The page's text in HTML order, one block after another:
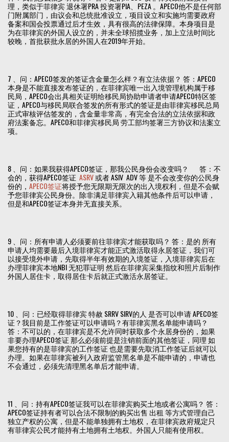
理，类似于菲律宾 退休署PRA 投资署PIA、PEZA 。APECO他不是任何部
门附属部门，由议会和总统批准设立，项目设立和实施均需要政府
备案和国会投票通过后才生效，具有很高的法律保障。本身项目是
为在菲律宾的外国人设立的，并未全球招揽业务，加上立法时间比
较晚，首批获批永居的外国人在2019年开始。
7 、问：APECO签发的签证含金量怎么样？有立法依据？ 答：APECO
本身是不能直接发布签证的，在菲律宾唯一出入境管理机构属于移
民局，APECO会出具相关证明给移民局协助申请者申请APECO特区签
证，APECO与移民局联合签发的所有形式的签证是由菲律宾移民总局
正式审核评估签发的，含金量非常高，有完全合法的立法依据和政
府法案备忘。APECO和菲律宾移民局 劳工部均签署三方协议和法案立
项。
8 、问：如果我获得APECO签证，那我公民身份会改变吗？ 答：不
会的，获得APECO签证 ASRV或者 ASIV ADV 等 是不会改变你的公民身
份的， APECO签证将授予您无限期无限次的出入境权利，但是不会赋
予您菲律宾公民身份。除非满足菲律宾入籍其他条件后可以申请，
但是和APECO签证本身并无直接关系。
9 、问：所有申请人必须要前往菲律宾才能获取吗？ 答：是的 所有
申请人均需要最后入境菲律宾才能正式激活取得永居签证，我们可
以接受境外申请，先取得半年有效期的入境签证，入境菲律宾后在
办理菲律宾本地NBI 无犯罪证明 然后在菲律宾采集指纹和照片后制作
外国人居住卡，取得居住卡后就正式激活永居签证。
10 、问：已经取得菲律宾 特赦 SRRV SIRV的人 是否可以申请 APECO签
证？我目前是工作签证可以申请吗？有菲律宾黑名单能申请吗？
答：不可以的，在菲律宾是不允许同时获取多个永居身份的，如果
非要办理APECO签证 那么必须前提是注销前面的其他签证，同理 如
果您持有的是菲律宾的工作签证 也是需要先取消工作签证后就可以
办理。如果在菲律宾被列入政府监管黑名单是不能申请的，申请也
不会通过，必须先清理黑名单后才能申请。
11 、问：持有APECO签证我可以在菲律宾购买土地或者公寓吗？ 答：
APECO签证持有者可以合法不限制的购买出售 出租 等方式管理自己
独立产权的公寓，但是不能单独拥有土地权，在菲律宾政府规定只
有菲律宾公民才能持有土地拥有土地权。外国人只能有使用权。